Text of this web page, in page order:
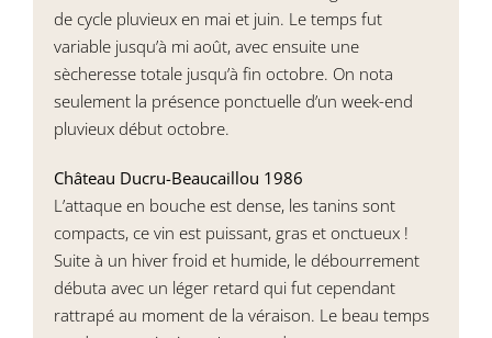
de cycle pluvieux en mai et juin. Le temps fut
variable jusqu’à mi août, avec ensuite une
sècheresse totale jusqu’à fin octobre. On nota
seulement la présence ponctuelle d’un week-end
pluvieux début octobre.
Château Ducru-Beaucaillou 1986
L’attaque en bouche est dense, les tanins sont
compacts, ce vin est puissant, gras et onctueux !
Suite à un hiver froid et humide, le débourrement
débuta avec un léger retard qui fut cependant
rattrapé au moment de la véraison. Le beau temps